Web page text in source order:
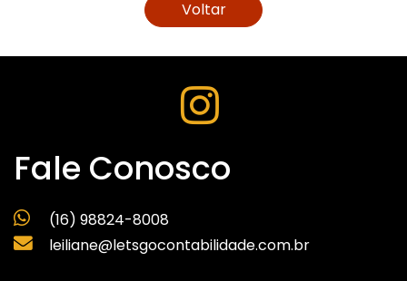
Voltar
Fale Conosco
(16) 98824-8008
leiliane@letsgocontabilidade.com.br